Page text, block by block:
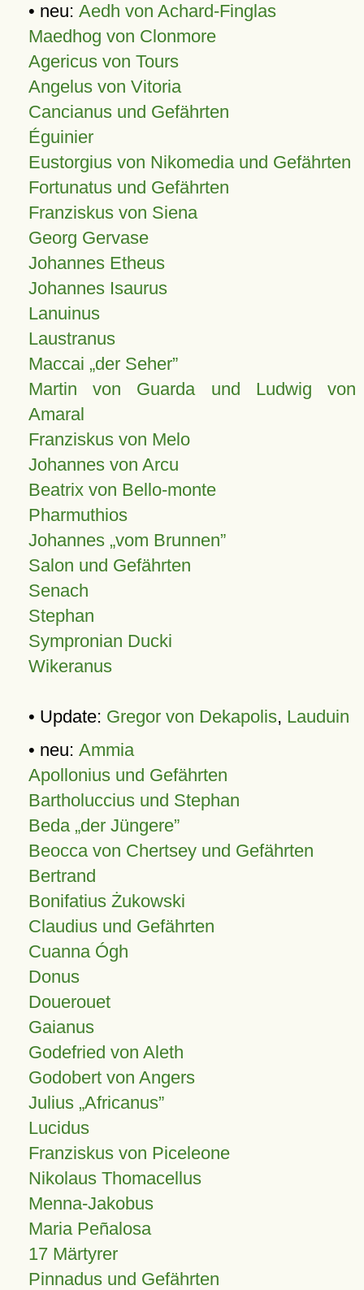
• neu: Aedh von Achard-Finglas
Maedhog von Clonmore
Agericus von Tours
Angelus von Vitoria
Cancianus und Gefährten
Éguinier
Eustorgius von Nikomedia und Gefährten
Fortunatus und Gefährten
Franziskus von Siena
Georg Gervase
Johannes Etheus
Johannes Isaurus
Lanuinus
Laustranus
Maccai „der Seher”
Martin von Guarda und Ludwig von
Amaral
Franziskus von Melo
Johannes von Arcu
Beatrix von Bello-monte
Pharmuthios
Johannes vom Brunnen
Salon und Gefährten
Senach
Stephan
Sympronian Ducki
Wikeranus
• Update: Gregor von Dekapolis, Lauduin
• neu: Ammia
Apollonius und Gefährten
Bartholuccius und Stephan
Beda „der Jüngere”
Beocca von Chertsey und Gefährten
Bertrand
Bonifatius Żukowski
Claudius und Gefährten
Cuanna Ógh
Donus
Douerouet
Gaianus
Godefried von Aleth
Godobert von Angers
Julius Africanus
Lucidus
Franziskus von Piceleone
Nikolaus Thomacellus
Menna-Jakobus
Maria Peñalosa
17 Märtyrer
Pinnadus und Gefährten